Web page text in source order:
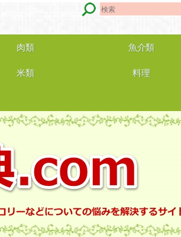
肉類 魚介類
米類 料理